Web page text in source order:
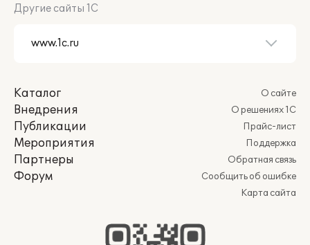
Другие сайты 1С
Каталог
Внедрения
Публикации
Мероприятия
Партнеры
Форум
О сайте
О решениях 1С
Прайс-лист
Поддержка
Обратная связь
Сообщить об ошибке
Карта сайта